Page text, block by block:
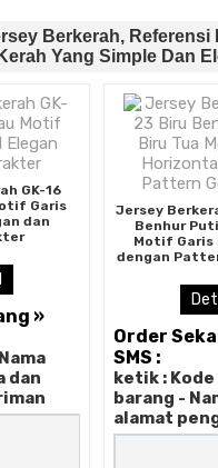
Berkerah, Referensi
Yang Simple Dan
GK-16
Garis
dan
»
dan
Jersey
Jersey
Benhur
Motif Garis
dengan
Order
SMS :
ketik : Kode
barang -
alamat